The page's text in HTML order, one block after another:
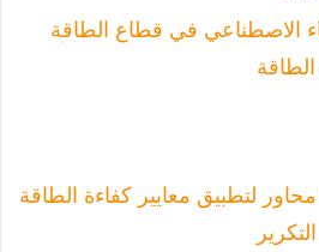
الاصطناعي في قطاع الطاقة
تعرف على أبرز 3 محاور لتطبيق معايير كفاءة الطاقة